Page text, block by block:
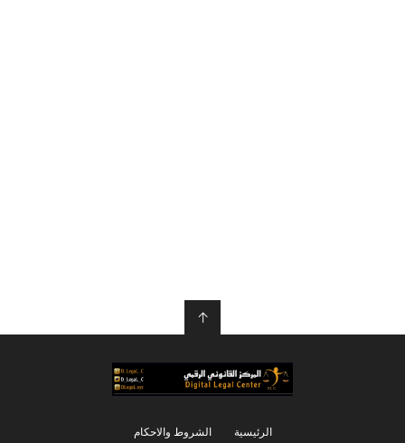
↑
الرئيسية الشروط والاحكام